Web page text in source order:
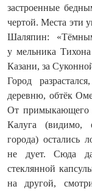
застроенные
чертой. Места эти
Шаляпин:
у мельника
Казани, за
Город
деревню, обтёк
От примыкающего
Калуга (видимо,
города) остались
не дует. Сюда
стеклянной
на другой,